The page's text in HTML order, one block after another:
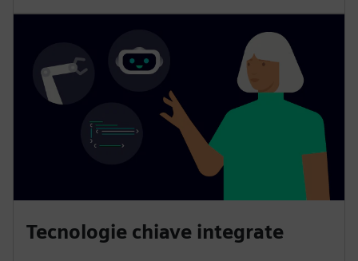
Tecnologie chiave integrate